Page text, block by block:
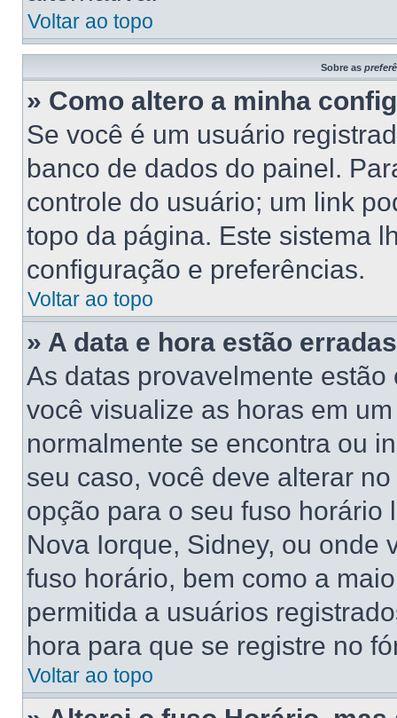
Voltar ao topo
Sobre as
» Como altero a minha
Se você é um usuário
banco de dados do painel.
controle do usuário; um link
topo da página. Este sistema
configuração e preferências.
Voltar ao topo
» A data e hora estão
As datas provavelmente
você visualize as horas em
normalmente se encontra ou
seu caso, você deve alterar
opção para o seu fuso horário
Nova Iorque, Sidney, ou onde
fuso horário, bem como a
permitida a usuários
hora para que se registre no
Voltar ao topo